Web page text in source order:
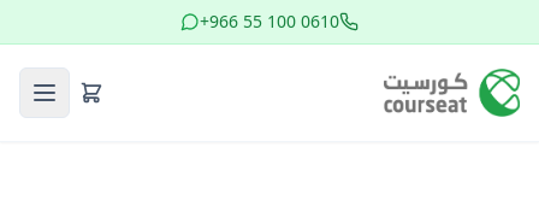
+966 55 100 0610